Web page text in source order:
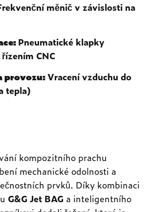
měnič v závislosti na
Pneumatické klapky
CNC
provozu:Vracení vzduchu do
tepla)
kompozitního prachu
mechanické odolnosti a
prvků. Díky kombinaci
G&G Jet BAG a inteligentního